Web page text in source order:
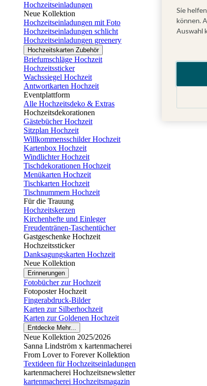
Hochzeitseinladungen
Neue Kollektion
Hochzeitseinladungen mit Foto
Hochzeitseinladungen schlicht
Hochzeitseinladungen greenery
Hochzeitskarten Zubehör
Briefumschläge Hochzeit
Hochzeitssticker
Wachssiegel Hochzeit
Antwortkarten Hochzeit
Eventplattform
Alle Hochzeitsdeko & Extras
Hochzeitsdekorationen
Gästebücher Hochzeit
Sitzplan Hochzeit
Willkommensschilder Hochzeit
Kartenbox Hochzeit
Windlichter Hochzeit
Tischdekorationen Hochzeit
Menükarten Hochzeit
Tischkarten Hochzeit
Tischnummern Hochzeit
Für die Trauung
Hochzeitskerzen
Kirchenhefte und Einleger
Freudentränen-Taschentücher
Gastgeschenke Hochzeit
Hochzeitssticker
Danksagungskarten Hochzeit
Neue Kollektion
Erinnerungen
Fotobücher zur Hochzeit
Fotoposter Hochzeit
Fingerabdruck-Bilder
Karten zur Silberhochzeit
Karten zur Goldenen Hochzeit
Entdecke Mehr...
Neue Kollektion 2025/2026
Sanna Lindström x kartenmacherei
From Lover to Forever Kollektion
Textideen für Hochzeitseinladungen
kartenmacherei Hochzeitsnewsletter
kartenmacherei Hochzeitsmagazin
Sie
können.
Auswahl